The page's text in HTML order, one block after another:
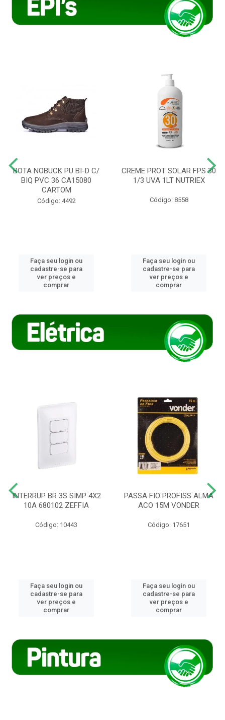
BOTA NOBUCK PU BI-D C/
BIQ PVC 36 CA15080
CARTOM
Código: 4492
Faça seu login ou
cadastre-se para
ver preços e
comprar
CREME PROT SOLAR FPS 30
1/3 UVA 1LT NUTRIEX
Código: 8558
Faça seu login ou
cadastre-se para
ver preços e
comprar
INTERRUP BR 3S SIMP 4X2
10A 680102 ZEFFIA
Código: 10443
Faça seu login ou
cadastre-se para
ver preços e
comprar
PASSA FIO PROFISS ALMA
ACO 15M VONDER
Código: 17651
Faça seu login ou
cadastre-se para
ver preços e
comprar